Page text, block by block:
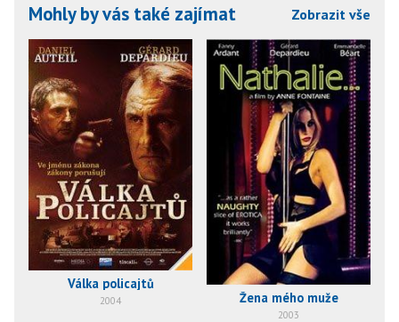
Mohly by vás také zajímat Zobrazit vše
Válka policajtů
2004 Žena mého muže
2003